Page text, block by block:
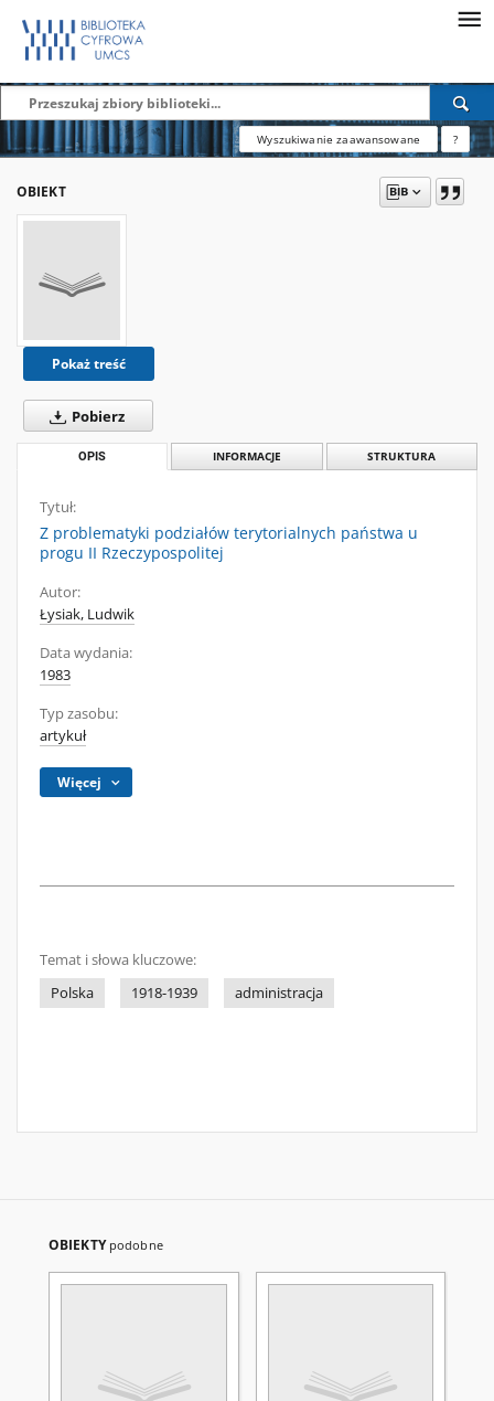
Wyszukiwanie zaawansowane ?
OBIEKT
Pokaż treść
Pobierz
OPIS INFORMACJE STRUKTURA
Tytuł:
Z problematyki podziałów terytorialnych państwa u
progu II Rzeczypospolitej
Autor:
Łysiak, Ludwik
Data wydania:
1983
Typ zasobu:
artykuł
Więcej
Temat i słowa kluczowe:
Polska
1918-1939 administracja
OBIEKTY podobne